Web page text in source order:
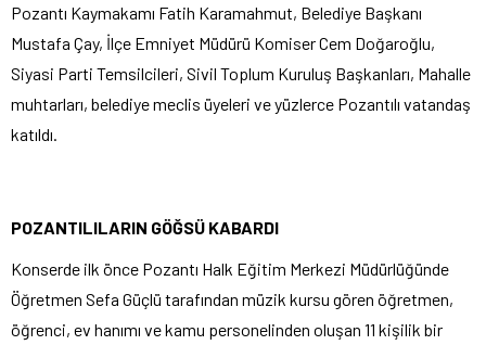
Pozantı Kaymakamı Fatih Karamahmut, Belediye Başkanı
Mustafa Çay, İlçe Emniyet Müdürü Komiser Cem Doğaroğlu,
Siyasi Parti Temsilcileri, Sivil Toplum Kuruluş Başkanları, Mahalle
muhtarları, belediye meclis üyeleri ve yüzlerce Pozantılı vatandaş
katıldı.
POZANTILILARIN GÖĞSÜ KABARDI
Konserde ilk önce Pozantı Halk Eğitim Merkezi Müdürlüğünde
Öğretmen Sefa Güçlü tarafından müzik kursu gören öğretmen,
öğrenci, ev hanımı ve kamu personelinden oluşan 11 kişilik bir